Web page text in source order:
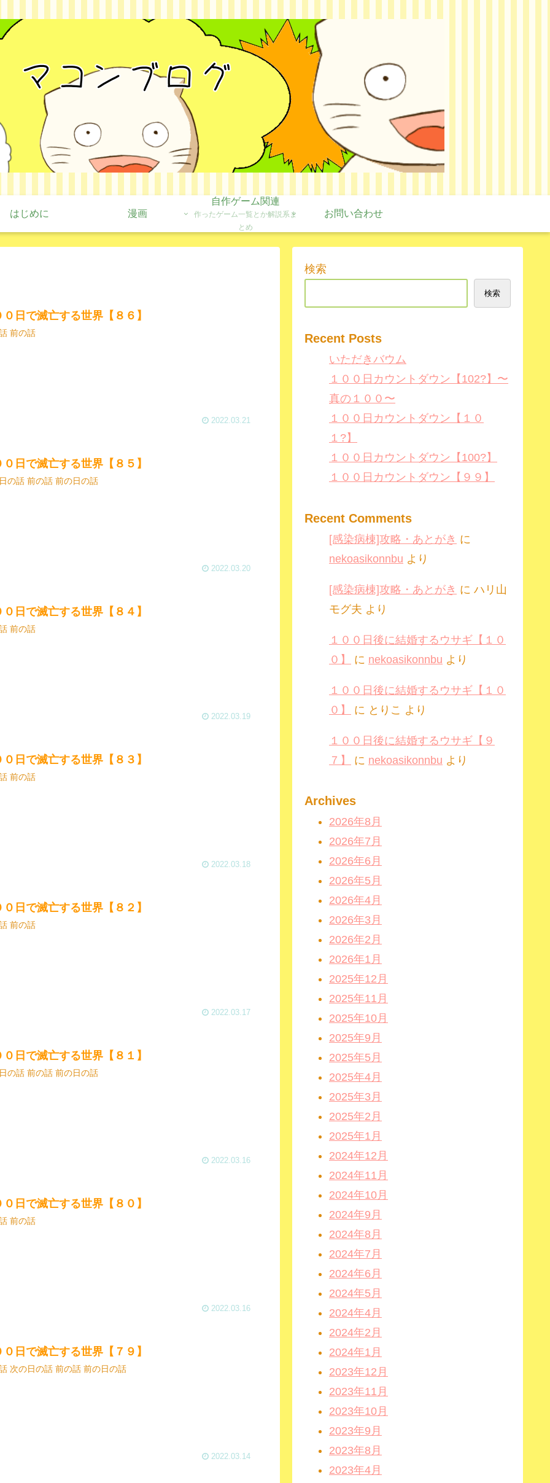
はじめに 漫画
自作ゲーム関連
作ったゲーム一覧とか解説系ま
とめ
お問い合わせ
０日で滅亡する世界【８６】
前の話
2022.03.21
０日で滅亡する世界【８５】
の話 前の話 前の日の話
2022.03.20
０日で滅亡する世界【８４】
前の話
2022.03.19
０日で滅亡する世界【８３】
前の話
2022.03.18
０日で滅亡する世界【８２】
前の話
2022.03.17
０日で滅亡する世界【８１】
の話 前の話 前の日の話
2022.03.16
０日で滅亡する世界【８０】
前の話
2022.03.16
０日で滅亡する世界【７９】
次の日の話 前の話 前の日の話
2022.03.14
検索
検索
Recent Posts
いただきバウム
１００日カウントダウン【102?】〜
真の１００〜
１００日カウントダウン【１０
１?】
１００日カウントダウン【100?】
１００日カウントダウン【９９】
Recent Comments
[感染病棟]攻略・あとがき に
nekoasikonnbu より
[感染病棟]攻略・あとがき に ハリ山
モグ夫 より
１００日後に結婚するウサギ【１０
０】
に nekoasikonnbu より
１００日後に結婚するウサギ【１０
０】
に とりこ より
１００日後に結婚するウサギ【９
７】
に nekoasikonnbu より
Archives
2026年8月
2026年7月
2026年6月
2026年5月
2026年4月
2026年3月
2026年2月
2026年1月
2025年12月
2025年11月
2025年10月
2025年9月
2025年5月
2025年4月
2025年3月
2025年2月
2025年1月
2024年12月
2024年11月
2024年10月
2024年9月
2024年8月
2024年7月
2024年6月
2024年5月
2024年4月
2024年2月
2024年1月
2023年12月
2023年11月
2023年10月
2023年9月
2023年8月
2023年4月